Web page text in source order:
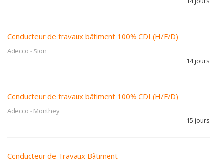
Conducteur de travaux bâtiment 100% CDI (H/F/D)
Adecco - Sion
14 jours
Conducteur de travaux bâtiment 100% CDI (H/F/D)
Adecco - Monthey
15 jours
Conducteur de Travaux Bâtiment